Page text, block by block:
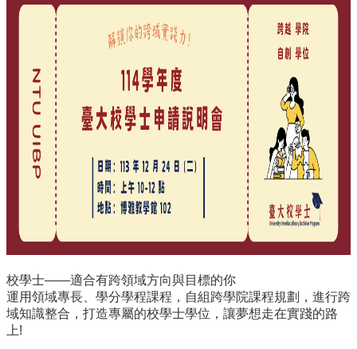
絡
資
訊
English
教
學
位
共
通
校學士——適合有跨領域方向與目標的你
運用領域專長、學分學程課程，自組跨學院課程規劃，進行跨
域知識整合，打造專屬的校學士學位，讓夢想走在實踐的路
上!